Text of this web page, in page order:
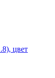
цвет